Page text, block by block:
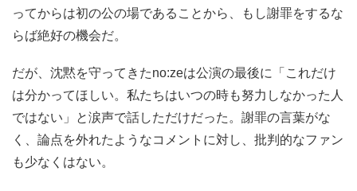
ってからは初の公の場であることから、もし謝罪をするな
らば絶好の機会だ。
だが、沈黙を守ってきたno:zeは公演の最後に「これだけ
は分かってほしい。私たちはいつの時も努力しなかった人
ではない」と涙声で話しただけだった。謝罪の言葉がな
く、論点を外れたようなコメントに対し、批判的なファン
も少なくはない。